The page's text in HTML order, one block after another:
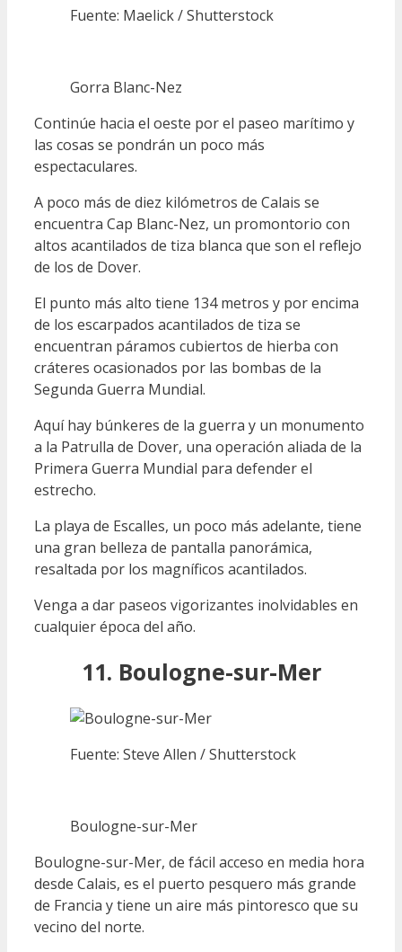
Fuente: Maelick / Shutterstock
Gorra Blanc-Nez
Continúe hacia el oeste por el paseo marítimo y
las cosas se pondrán un poco más
espectaculares.
A poco más de diez kilómetros de Calais se
encuentra Cap Blanc-Nez, un promontorio con
altos acantilados de tiza blanca que son el reflejo
de los de Dover.
El punto más alto tiene 134 metros y por encima
de los escarpados acantilados de tiza se
encuentran páramos cubiertos de hierba con
cráteres ocasionados por las bombas de la
Segunda Guerra Mundial.
Aquí hay búnkeres de la guerra y un monumento
a la Patrulla de Dover, una operación aliada de la
Primera Guerra Mundial para defender el
estrecho.
La playa de Escalles, un poco más adelante, tiene
una gran belleza de pantalla panorámica,
resaltada por los magníficos acantilados.
Venga a dar paseos vigorizantes inolvidables en
cualquier época del año.
11. Boulogne-sur-Mer
Fuente: Steve Allen / Shutterstock
Boulogne-sur-Mer
Boulogne-sur-Mer, de fácil acceso en media hora
desde Calais, es el puerto pesquero más grande
de Francia y tiene un aire más pintoresco que su
vecino del norte.